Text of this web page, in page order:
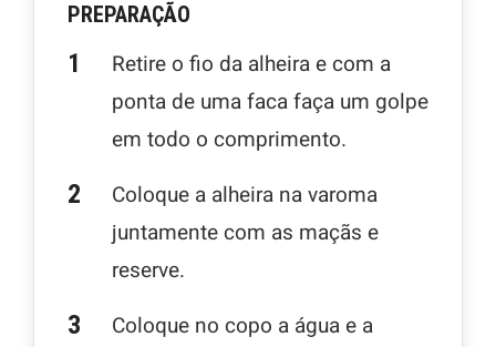
PREPARAÇÃO
Retire o fio da alheira e com a
ponta de uma faca faça um golpe
em todo o comprimento.
Coloque a alheira na varoma
juntamente com as maçãs e
reserve.
Coloque no copo a água e a